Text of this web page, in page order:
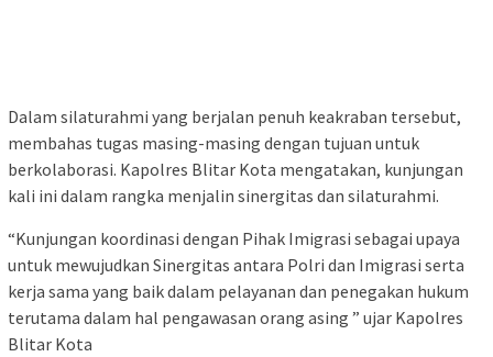
Dalam silaturahmi yang berjalan penuh keakraban tersebut,
membahas tugas masing-masing dengan tujuan untuk
berkolaborasi. Kapolres Blitar Kota mengatakan, kunjungan
kali ini dalam rangka menjalin sinergitas dan silaturahmi.
“Kunjungan koordinasi dengan Pihak Imigrasi sebagai upaya
untuk mewujudkan Sinergitas antara Polri dan Imigrasi serta
kerja sama yang baik dalam pelayanan dan penegakan hukum
terutama dalam hal pengawasan orang asing ” ujar Kapolres
Blitar Kota